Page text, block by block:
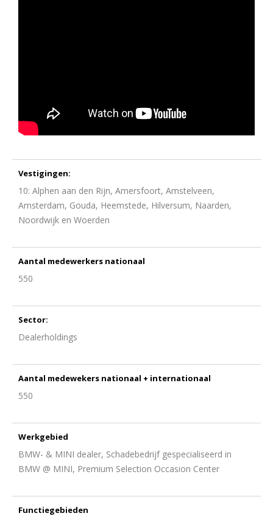
Vestigingen:
10: Alphen aan den Rijn, Amersfoort, Amstelveen,
Amsterdam, Gouda, Heemstede, Hilversum, Naarden,
Noordwijk en Woerden
Aantal medewerkers nationaal
550
Sector:
Dealerholdings
Aantal medewekers nationaal + internationaal
550
Werkgebied
BMW- & MINI dealer, Schadebedrijf gespecialiseerd in
BMW @ MINI, Premium Selection Occasion Center
Functiegebieden